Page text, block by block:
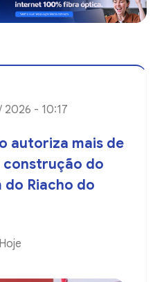
2026 - 10:17
autoriza mais de
construção do
do Riacho do